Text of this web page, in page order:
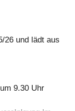
26 und lädt aus
9.30 Uhr